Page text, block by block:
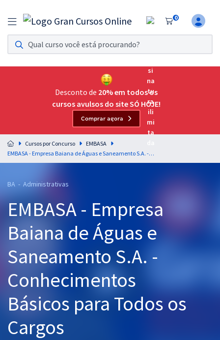
0
Assinatura Ilimitada 11
Acesso a todos os cursos. Teste grátis por 7 dias!
Assinatura OAB Até Passar
Acesso ilimitado a toda preparação para o Exame da
Residências Multiprofissionais
Preparação completa e intensiva para as principais
residências em saúde do Brasil
Cursos 20% OFF
Pós
Graduação
OAB
Mentorias
Questões grátis
Desconto de 20% em todos os
cursos avulsos do site SÓ HOJE!
Comprar agora
Cursos por Concurso
EMBASA
EMBASA - Empresa Baiana de Águas e Saneamento S.A. - Conhecimentos Básicos para Todos os Cargos
BA - Administrativas
EMBASA - Empresa
Baiana de Águas e
Saneamento S.A. -
Conhecimentos
Básicos para Todos os
Cargos